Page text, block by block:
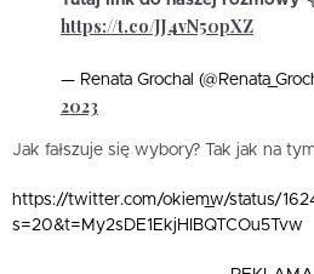
https://t.co/JJ4vN50pXZ
— Renata Grochal
2023
Jak fałszuje się wybory? Tak jak na
https://twitter.com/okiem_w/status/
s=20&t=My2sDE1EkjHIBQTCOu5Tvw